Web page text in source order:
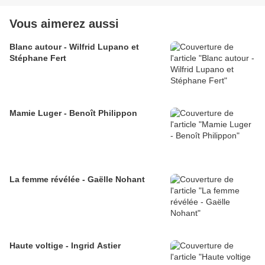
Vous aimerez aussi
Blanc autour - Wilfrid Lupano et
Stéphane Fert
Mamie Luger - Benoît Philippon
La femme révélée - Gaëlle Nohant
Haute voltige - Ingrid Astier